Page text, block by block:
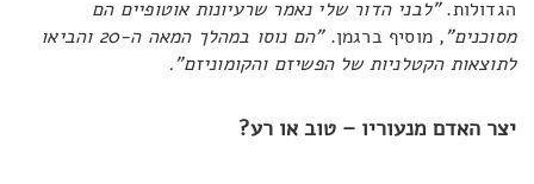
הגדולות."לבני הדור שלי נאמר שרעיונות אוטופיים הם
מסוכנים", מוסיף ברגמן.
"הם נוסו במהלך המאה ה-20 והביאו
לתוצאות הקטלניות של הפשיזם והקומוניזם".
יצר האדם מנעוריו – טוב או רע?